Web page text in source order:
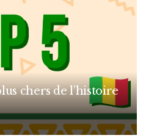
chers de l’histoire